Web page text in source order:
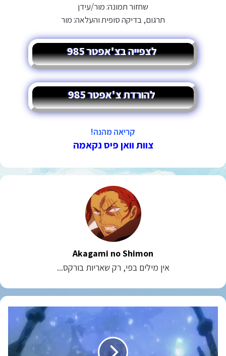
שחזור תמונה: מור/עידן
תרגום, בדיקה סופית והעלאה: מור
לצפייה בצ'אפטר 985
להורדת צ'אפטר 985
קריאה מהנה!
צוות וואן פיס נקאמה
Akagami no Shimon
אין מילים בפי, רק שאריות בורקס...
932
מתורגם
לעברית!